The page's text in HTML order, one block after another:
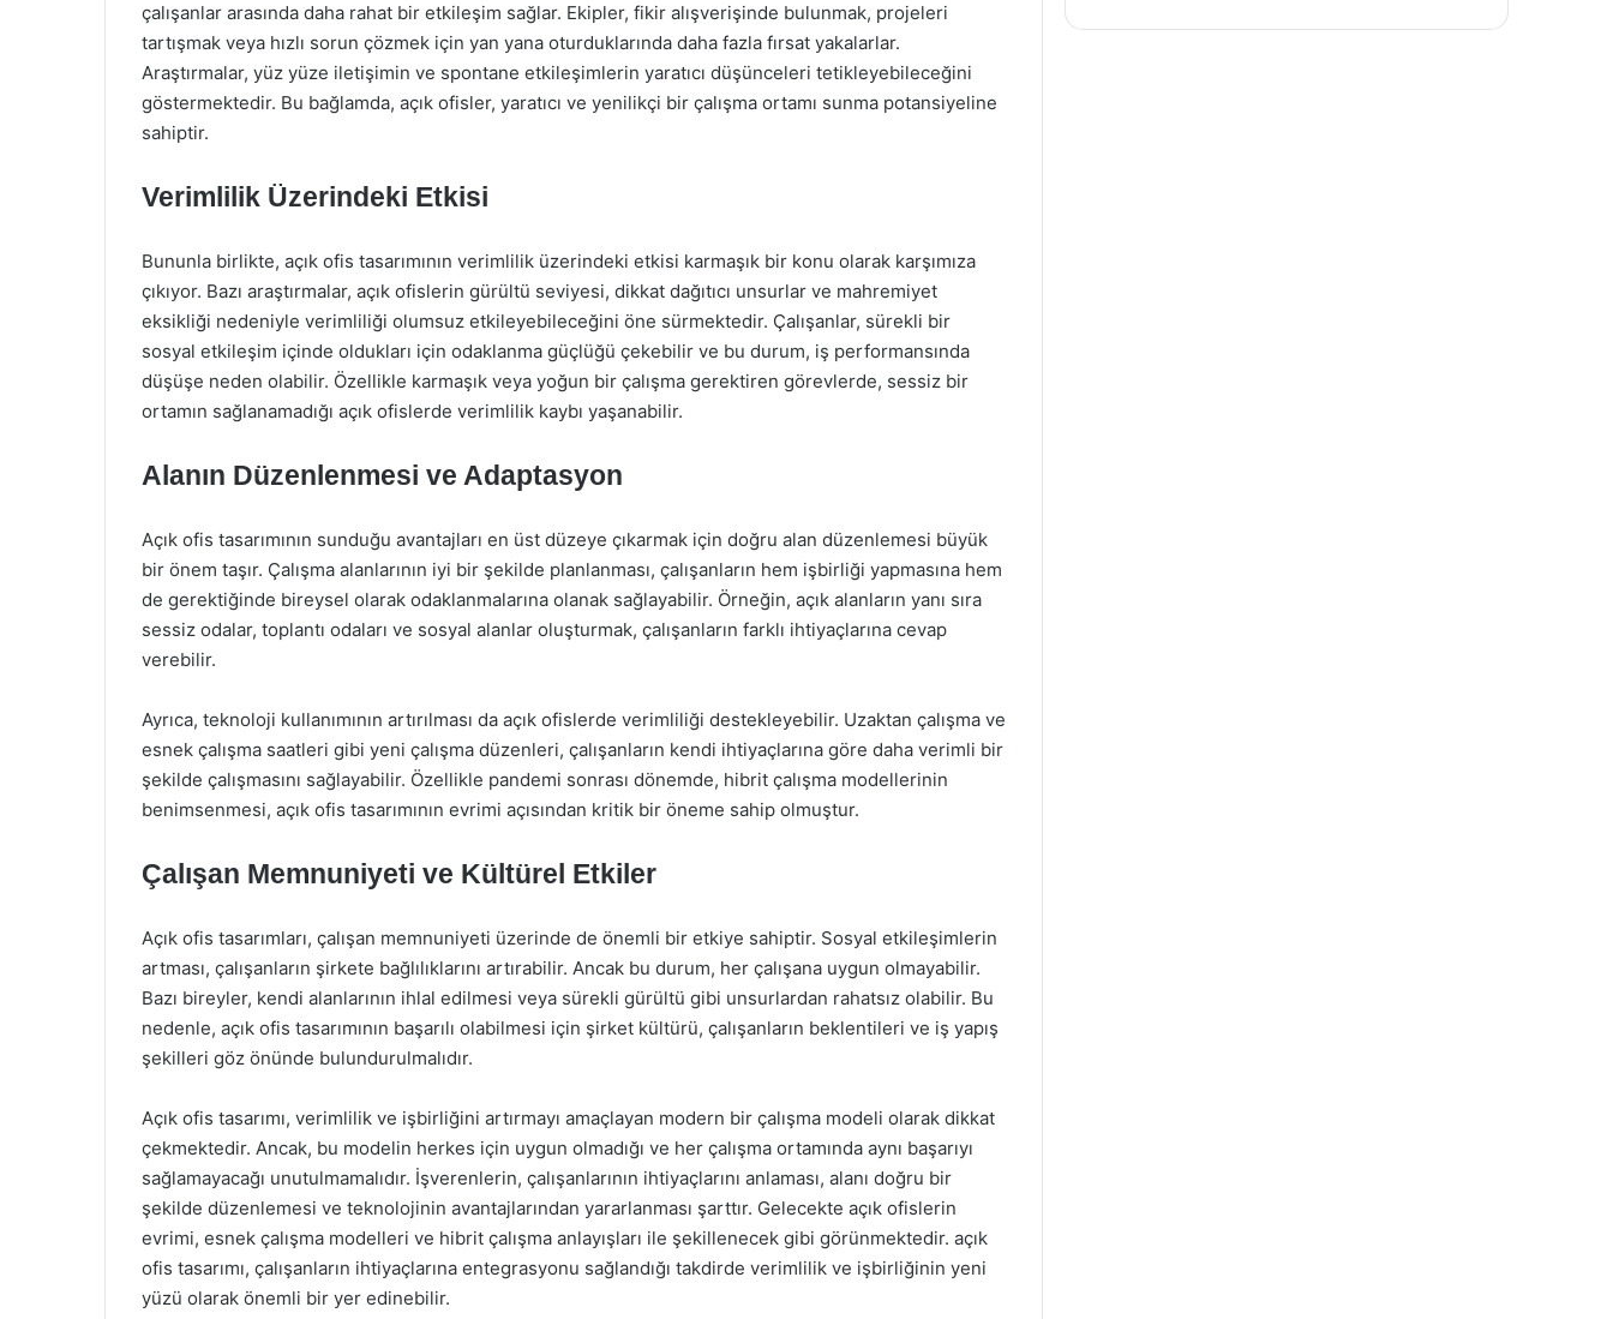
çalışanlar arasında daha rahat bir etkileşim sağlar. Ekipler, fikir alışverişinde bulunmak, projeleri
tartışmak veya hızlı sorun çözmek için yan yana oturduklarında daha fazla fırsat yakalarlar.
Araştırmalar, yüz yüze iletişimin ve spontane etkileşimlerin yaratıcı düşünceleri tetikleyebileceğini
göstermektedir. Bu bağlamda, açık ofisler, yaratıcı ve yenilikçi bir çalışma ortamı sunma potansiyeline
sahiptir.
Verimlilik Üzerindeki Etkisi
Bununla birlikte, açık ofis tasarımının verimlilik üzerindeki etkisi karmaşık bir konu olarak karşımıza
çıkıyor. Bazı araştırmalar, açık ofislerin gürültü seviyesi, dikkat dağıtıcı unsurlar ve mahremiyet
eksikliği nedeniyle verimliliği olumsuz etkileyebileceğini öne sürmektedir. Çalışanlar, sürekli bir
sosyal etkileşim içinde oldukları için odaklanma güçlüğü çekebilir ve bu durum, iş performansında
düşüşe neden olabilir. Özellikle karmaşık veya yoğun bir çalışma gerektiren görevlerde, sessiz bir
ortamın sağlanamadığı açık ofislerde verimlilik kaybı yaşanabilir.
Alanın Düzenlenmesi ve Adaptasyon
Açık ofis tasarımının sunduğu avantajları en üst düzeye çıkarmak için doğru alan düzenlemesi büyük
bir önem taşır. Çalışma alanlarının iyi bir şekilde planlanması, çalışanların hem işbirliği yapmasına hem
de gerektiğinde bireysel olarak odaklanmalarına olanak sağlayabilir. Örneğin, açık alanların yanı sıra
sessiz odalar, toplantı odaları ve sosyal alanlar oluşturmak, çalışanların farklı ihtiyaçlarına cevap
verebilir.
Ayrıca, teknoloji kullanımının artırılması da açık ofislerde verimliliği destekleyebilir. Uzaktan çalışma ve
esnek çalışma saatleri gibi yeni çalışma düzenleri, çalışanların kendi ihtiyaçlarına göre daha verimli bir
şekilde çalışmasını sağlayabilir. Özellikle pandemi sonrası dönemde, hibrit çalışma modellerinin
benimsenmesi, açık ofis tasarımının evrimi açısından kritik bir öneme sahip olmuştur.
Çalışan Memnuniyeti ve Kültürel Etkiler
Açık ofis tasarımları, çalışan memnuniyeti üzerinde de önemli bir etkiye sahiptir. Sosyal etkileşimlerin
artması, çalışanların şirkete bağlılıklarını artırabilir. Ancak bu durum, her çalışana uygun olmayabilir.
Bazı bireyler, kendi alanlarının ihlal edilmesi veya sürekli gürültü gibi unsurlardan rahatsız olabilir. Bu
nedenle, açık ofis tasarımının başarılı olabilmesi için şirket kültürü, çalışanların beklentileri ve iş yapış
şekilleri göz önünde bulundurulmalıdır.
Açık ofis tasarımı, verimlilik ve işbirliğini artırmayı amaçlayan modern bir çalışma modeli olarak dikkat
çekmektedir. Ancak, bu modelin herkes için uygun olmadığı ve her çalışma ortamında aynı başarıyı
sağlamayacağı unutulmamalıdır. İşverenlerin, çalışanlarının ihtiyaçlarını anlaması, alanı doğru bir
şekilde düzenlemesi ve teknolojinin avantajlarından yararlanması şarttır. Gelecekte açık ofislerin
evrimi, esnek çalışma modelleri ve hibrit çalışma anlayışları ile şekillenecek gibi görünmektedir. açık
ofis tasarımı, çalışanların ihtiyaçlarına entegrasyonu sağlandığı takdirde verimlilik ve işbirliğinin yeni
yüzü olarak önemli bir yer edinebilir.